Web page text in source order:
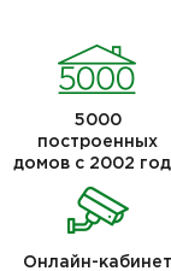
5000
построенных
домов с 2002
Онлайн-кабинет